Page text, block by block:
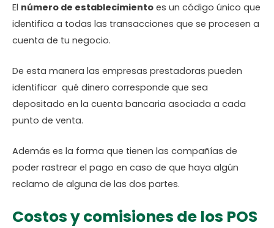
El número de establecimiento es un código único que
identifica a todas las transacciones que se procesen a
cuenta de tu negocio.
De esta manera las empresas prestadoras pueden
identificar qué dinero corresponde que sea
depositado en la cuenta bancaria asociada a cada
punto de venta.
Además es la forma que tienen las compañías de
poder rastrear el pago en caso de que haya algún
reclamo de alguna de las dos partes.
Costos y comisiones de los POS